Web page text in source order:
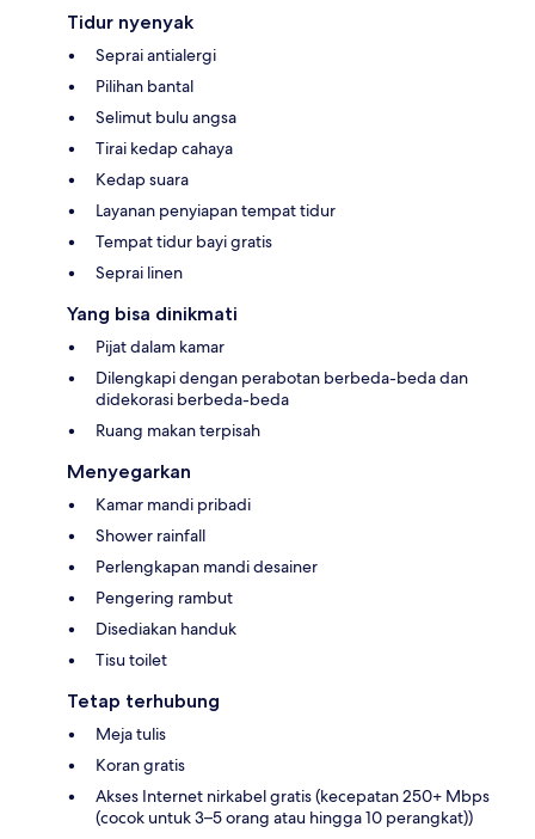
Tidur nyenyak
Seprai antialergi
Pilihan bantal
Selimut bulu angsa
Tirai kedap cahaya
Kedap suara
Layanan penyiapan tempat tidur
Tempat tidur bayi gratis
Seprai linen
Yang bisa dinikmati
Pijat dalam kamar
Dilengkapi dengan perabotan berbeda-beda dan
didekorasi berbeda-beda
Ruang makan terpisah
Menyegarkan
Kamar mandi pribadi
Shower rainfall
Perlengkapan mandi desainer
Pengering rambut
Disediakan handuk
Tisu toilet
Tetap terhubung
Meja tulis
Koran gratis
Akses Internet nirkabel gratis (kecepatan 250+ Mbps
(cocok untuk 3–5 orang atau hingga 10 perangkat))